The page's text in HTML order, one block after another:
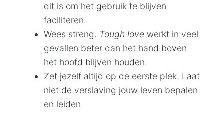
dit is om het gebruik te blijven
faciliteren.
Wees streng. Tough love werkt in veel
gevallen beter dan het hand boven
het hoofd blijven houden.
Zet jezelf altijd op de eerste plek. Laat
niet de verslaving jouw leven bepalen
en leiden.